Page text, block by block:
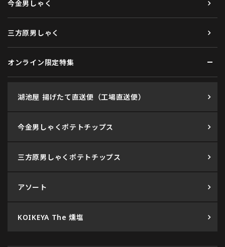
今金男しゃく
三方原男しゃく
オンライン限定特集
湖池屋 揚げたて直送便（工場直送便）
今金男しゃくポテトチップス
三方原男しゃくポテトチップス
アソート
KOIKEYA The 燻塩